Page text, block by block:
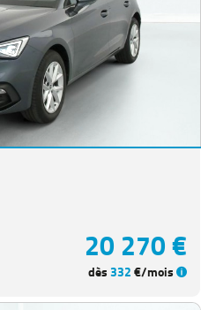
20 270 €
dès332€/mois